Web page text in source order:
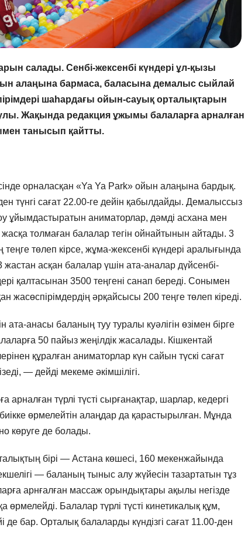
салады. Сенбі-жексенбі күндері ұл-қызы
алаңына бармаса, баласына демалыс сыйлай
шаһардағы ойын-сауық орталықтарын
Жақында редакция ұжымы балаларға арналған
танысып қайтты.
орналасқан «Ya Ya Park» ойын алаңына бардық.
түнгі сағат 22.00-ге дейін қабылдайды. Демалыссыз
ұйымдастыратын аниматорлар, дәмді асхана мен
жасқа толмаған балалар тегін ойнайтынын айтады. 3
төлеп кірсе, жұма-жексенбі күндері аралығында
жастан асқан балалар үшін ата-аналар дүйсенбі-
қалтасынан 3500 теңгені санап береді. Сонымен
жасөспірімдердің әрқайсысы 200 теңге төлеп кіреді.
ата-анасы баланың туу туралы куәлігін өзімен бірге
50 пайыз жеңілдік жасалады. Кішкентай
құралған аниматорлар күн сайын түскі сағат
— дейді мекеме әкімшілігі.
түрлі түсті сырғанақтар, шарлар, кедергі
өрмелейтін алаңдар да қарастырылған. Мұнда
көруге де болады.
бірі — Астана көшесі, 160 мекенжайында
— баланың тыныс алу жүйесін тазартатын тұз
арнғалған массаж орындықтары ақылы негізде
Балалар түрлі түсті кинетикалық құм,
бар. Орталық балаларды күндізгі сағат 11.00-ден